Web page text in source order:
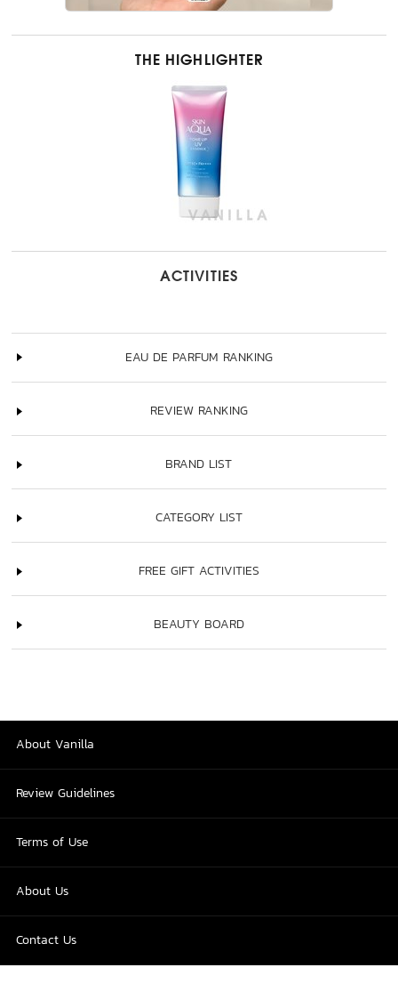
THE HIGHLIGHTER
ACTIVITIES
EAU DE PARFUM RANKING
REVIEW RANKING
BRAND LIST
CATEGORY LIST
FREE GIFT ACTIVITIES
BEAUTY BOARD
About Vanilla
Review Guidelines
Terms of Use
About Us
Contact Us